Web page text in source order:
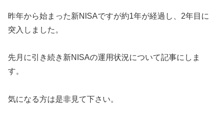
昨年から始まった新NISAですが約1年が経過し、2年目に
突入しました。
先月に引き続き新NISAの運用状況について記事にしま
す。
気になる方は是非見て下さい。